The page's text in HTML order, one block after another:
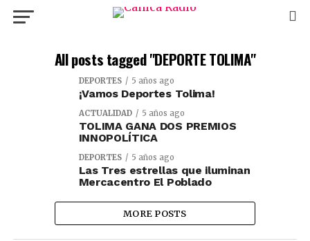
All posts tagged "DEPORTE TOLIMA"
DEPORTES 5 años ago
¡Vamos Deportes Tolima!
ACTUALIDAD 5 años ago
TOLIMA GANA DOS PREMIOS
INNOPOLÍTICA
DEPORTES 5 años ago
Las Tres estrellas que iluminan
Mercacentro El Poblado
MORE POSTS